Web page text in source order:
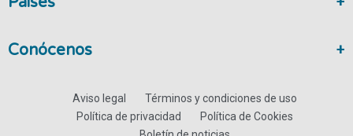
Conócenos
Aviso legal
Términos y condiciones de uso
Política de privacidad
Política de Cookies